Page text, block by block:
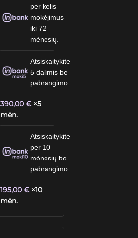
per kelis
mokėjimus
iki 72
mėnesių.
Atsiskaitykite
5 dalimis be
pabrangimo.
390,00€ ×5
mėn.
Atsiskaitykite
per 10
mėnesių be
pabrangimo.
195,00€ ×10
mėn.